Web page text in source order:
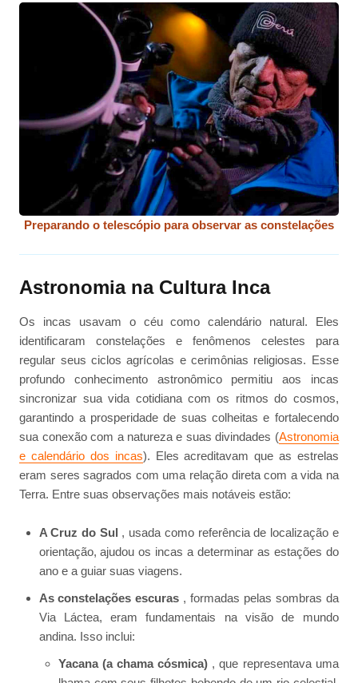
Preparando o telescópio para observar as constelações
Astronomia na Cultura Inca
Os incas usavam o céu como calendário natural. Eles
identificaram constelações e fenômenos celestes para
regular seus ciclos agrícolas e cerimônias religiosas. Esse
profundo conhecimento astronômico permitiu aos incas
sincronizar sua vida cotidiana com os ritmos do cosmos,
garantindo a prosperidade de suas colheitas e fortalecendo
sua conexão com a natureza e suas divindades (Astronomia
e calendário dos incas). Eles acreditavam que as estrelas
eram seres sagrados com uma relação direta com a vida na
Terra. Entre suas observações mais notáveis estão:
A Cruz do Sul , usada como referência de localização e
orientação, ajudou os incas a determinar as estações do
ano e a guiar suas viagens.
As constelações escuras , formadas pelas sombras da
Via Láctea, eram fundamentais na visão de mundo
andina. Isso inclui:
Yacana (a chama cósmica) , que representava uma